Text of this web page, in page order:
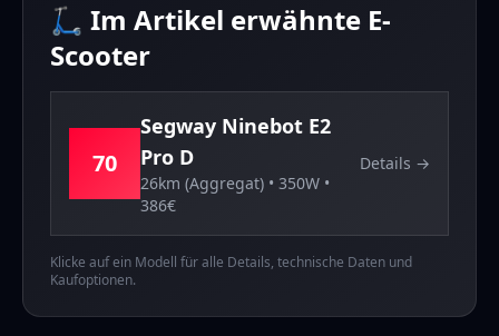
🛴 Im Artikel erwähnte E-
Scooter
70
Segway Ninebot E2
Pro D
26km (Aggregat) • 350W •
386€
Details →
Klicke auf ein Modell für alle Details, technische Daten und
Kaufoptionen.